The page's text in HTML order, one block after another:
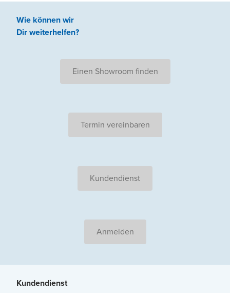
Wie können wir
Dir weiterhelfen?
Einen Showroom finden
Termin vereinbaren
Kundendienst
Anmelden
Kundendienst